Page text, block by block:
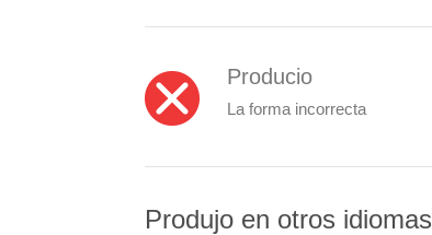
Producio
La forma incorrecta
Produjo en otros idiomas